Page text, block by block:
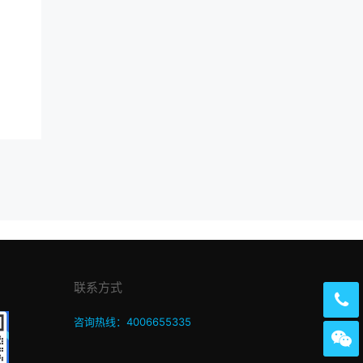
联系方式
咨询热线：4006655335